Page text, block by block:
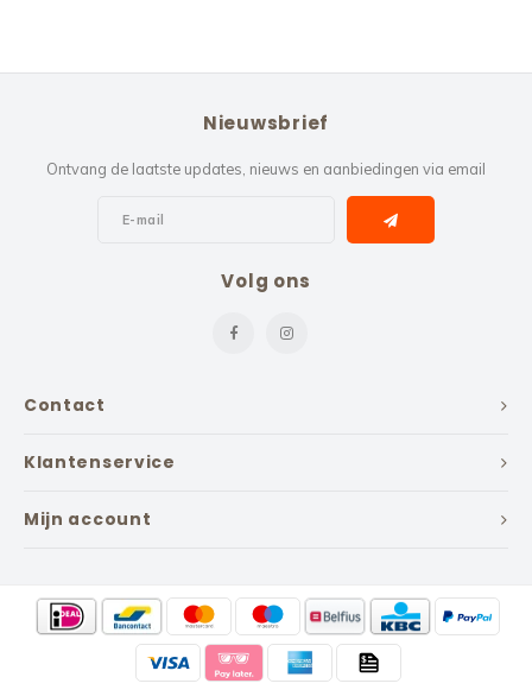
Contact
Nieuwsbrief
Ontvang de laatste updates, nieuws en aanbiedingen via email
Volg ons
Klantenservice
Mijn account